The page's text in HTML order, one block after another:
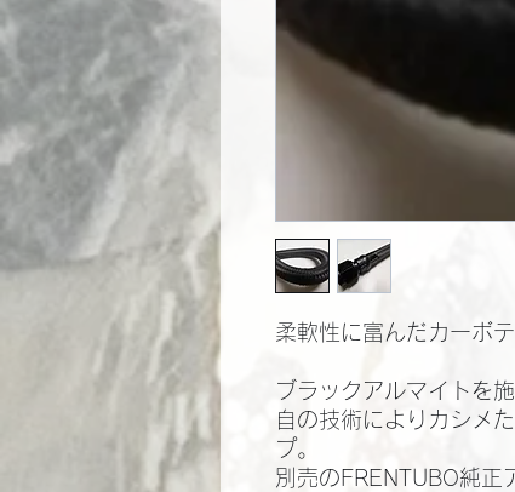
柔軟性に富んだカーボ
ブラックアルマイトを
自の技術によりカシメ
プ。
別売のFRENTUBO純正